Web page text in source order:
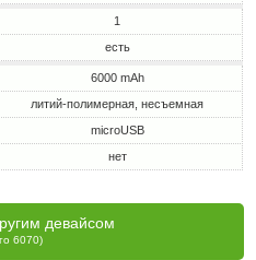
1
есть
6000 mAh
литий-полимерная, несъемная
microUSB
нет
девайсом
6070)